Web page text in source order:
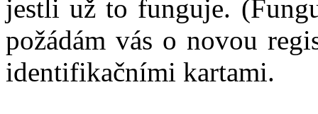
jestli už to funguje.
požádám vás o novou
identifikačními kartami.